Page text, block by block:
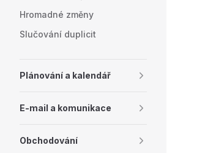
Hromadné změny
Slučování duplicit
Plánování a kalendář
E-mail a komunikace
Obchodování